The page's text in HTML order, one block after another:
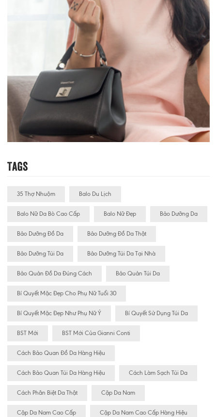
Tags
35 Thợ Nhuộm Balo Du Lịch
Balo Nữ Da Bò Cao Cấp Balo Nữ Đẹp Bảo Dưỡng Da
Bảo Dưỡng Đồ Da Bảo Dưỡng Đồ Da Thật
Bảo Dưỡng Túi Da Bảo Dưỡng Túi Da Tại Nhà
Bảo Quản Đồ Da Đúng Cách Bảo Quản Túi Da
Bí Quyết Mặc Đẹp Cho Phụ Nữ Tuổi 30
Bí Quyết Mặc Đẹp Như Phụ Nữ Ý Bí Quyết Sử Dụng Túi Da
BST Mới BST Mới Của Gianni Conti
Cách Bảo Quan Đồ Da Hàng Hiệu
Cách Bảo Quan Túi Da Hàng Hiệu Cách Làm Sạch Túi Da
Cách Phân Biệt Da Thật Cặp Da Nam
Cặp Da Nam Cao Cấp Cặp Da Nam Cao Cấp Hàng Hiệu